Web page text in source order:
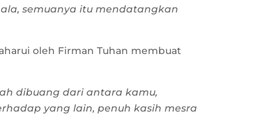
semuanya itu mendatangkan
oleh Firman Tuhan membuat
dibuang dari antara kamu,
yang lain, penuh kasih mesra